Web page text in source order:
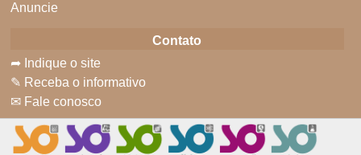
Anuncie
Contato
➦ Indique o site
✎ Receba o informativo
✉ Fale conosco